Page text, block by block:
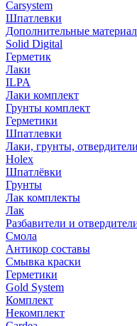
Carsystem
Шпатлевки
Дополнительные
Solid Digital
Герметик
Лаки
ILPA
Лаки комплект
Грунты комплект
Герметики
Шпатлевки
Лаки, грунты, отвердители
Holex
Шпатлёвки
Грунты
Лак комплекты
Лак
Разбавители и
Смола
Антикор составы
Смывка краски
Герметики
Gold System
Комплект
Некомплект